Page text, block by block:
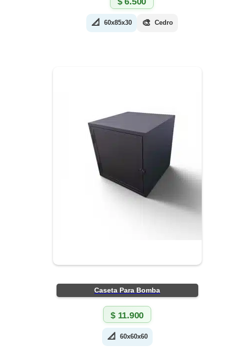
📐 60x85x30 🎨 Cedro
Caseta Para Bomba
$ 11.900
📐 60x60x60